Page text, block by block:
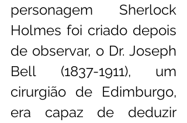
personagem Sherlock
Holmes foi criado depois
de observar, o Dr. Joseph
Bell (1837-1911), um
cirurgião de Edimburgo,
era capaz de deduzir